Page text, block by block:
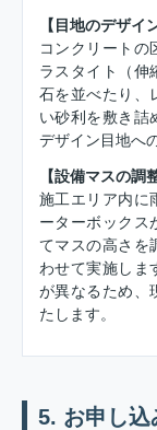
【目地のデザイ
コンクリートの
ラスタイト（伸
石を並べたり、
い砂利を敷き詰
デザイン目地へ
【設備マスの調
施工エリア内に
ーターボックス
てマスの高さを
わせて実施しま
が異なるため、
たします。
5. お申し込